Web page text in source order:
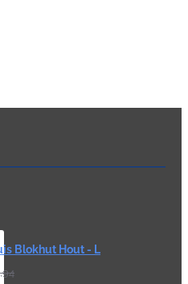
Blokhut Hout - L